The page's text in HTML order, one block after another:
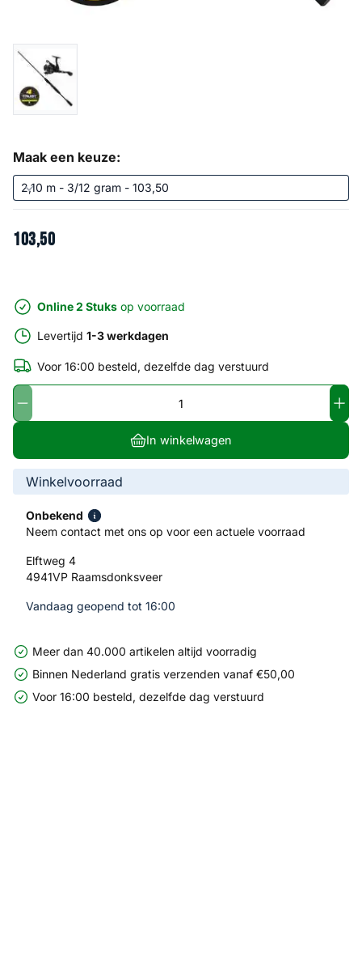
Maak een keuze:
103,50
Online 2 Stuks op voorraad
Levertijd 1-3 werkdagen
Voor 16:00 besteld, dezelfde dag verstuurd
In winkelwagen
Winkelvoorraad
Onbekend
Neem contact met ons op voor een actuele voorraad
Elftweg 4
4941VP Raamsdonksveer
Vandaag geopend tot 16:00
Meer dan 40.000 artikelen altijd voorradig
Binnen Nederland gratis verzenden vanaf €50,00
Voor 16:00 besteld, dezelfde dag verstuurd